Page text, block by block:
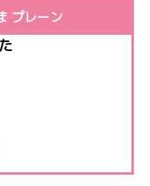
プレーン